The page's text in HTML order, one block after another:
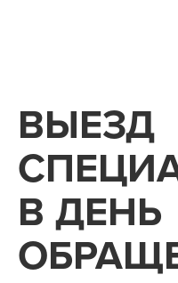
ВЫЕЗД
В ДЕНЬ